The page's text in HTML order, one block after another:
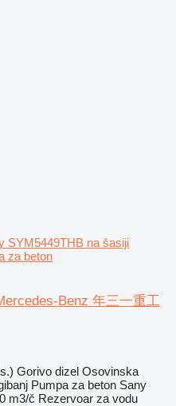
SYM5449THB na šasiji
za beton
Benz 年三一重工
Gorivo dizel Osovinska
Pumpa za beton Sany
m3/č Rezervoar za vodu